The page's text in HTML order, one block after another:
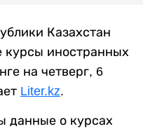
Казахстан
курсы иностранных
на четверг, 6
Liter.kz.
данные о курсах